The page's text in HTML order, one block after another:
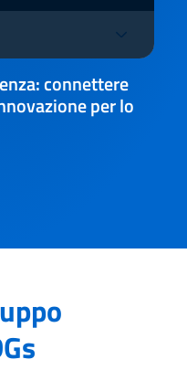
connettere
per lo